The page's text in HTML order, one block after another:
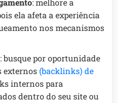
: melhore a
ela afeta a experiência
nos mecanismos
: busque por oportunidade
externos(backlinks) de
internos para
dentro do seu site ou